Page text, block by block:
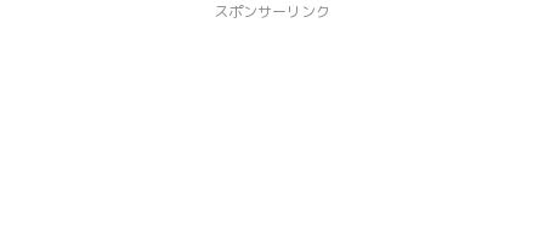
スポンサーリンク